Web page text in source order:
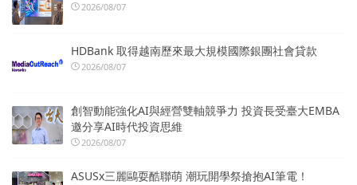
2026/08/07
HDBank 取得越南歷來最大規模國際銀團社會貸款
2026/08/07
創智動能強化AI與經營雙軸競爭力 投資長受臺大EMBA
邀分享AI時代投資思維
2026/08/07
ASUSx三麗鷗耍酷聯萌 潮玩開學祭搶抱AI筆電！